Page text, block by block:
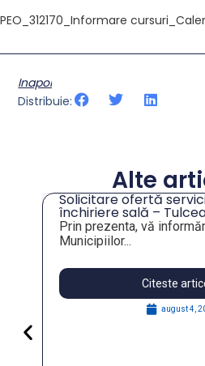
PEO_312170_Informare
Inapoi
Distribuie:
Alte
Solicitare ofertă
închiriere sală –
Prin prezenta, vă
Municipiilor...
Citeste
august 4,